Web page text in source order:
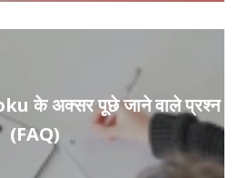
के अक्सर पूछे जाने वाले प्रश्न
(FAQ)